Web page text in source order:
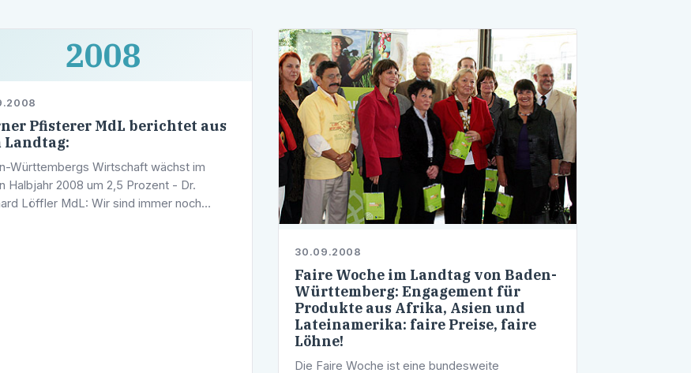
2008
Pfisterer MdL berichtet aus
Landtag:
Württembergs Wirtschaft wächst im
Halbjahr 2008 um 2,5 Prozent - Dr.
Löffler MdL: Wir sind immer noch
30.09.2008
Faire Woche im Landtag von Baden-
Württemberg: Engagement für
Produkte aus Afrika, Asien und
Lateinamerika: faire Preise, faire
Löhne!
Die Faire Woche ist eine bundesweite